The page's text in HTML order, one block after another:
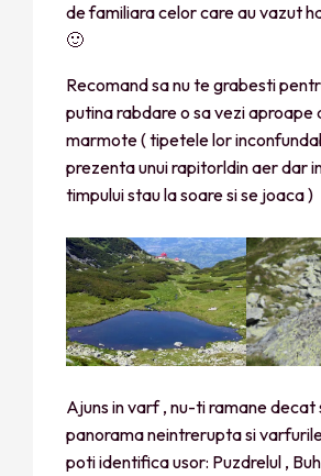
de familiara celor care au vazut
🙂
Recomand sa nu te grabesti
putina rabdare o sa vezi aproape
marmote ( tipetele lor
prezenta unui rapitorldin aer dar
timpului stau la soare si se joaca )
Ajuns in varf , nu-ti ramane decat
panorama neintrerupta si
poti identifica usor: Puzdrelul ,